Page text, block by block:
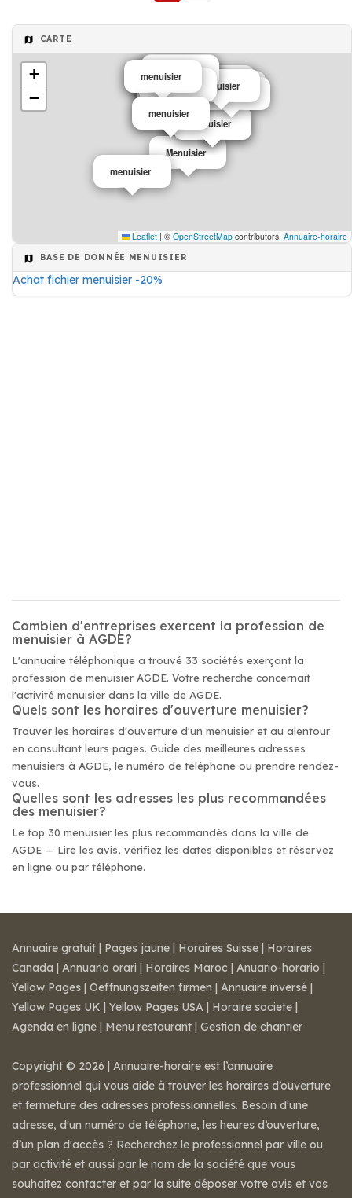
CARTE
Menuisier
Menuisier Menuisier
Menuisier
menuisier
menuisier
Menuisier
Menuisier
menuisier
menuisier
menuisier
menuisier
menuisier menuisier
menuisier
menuisier
menuisier
menuisier
+
−
Leaflet | © OpenStreetMap contributors, Annuaire-horaire
BASE DE DONNÉE MENUISIER
Achat fichier menuisier -20%
Combien d'entreprises exercent la profession de
menuisier à AGDE?
L'annuaire téléphonique a trouvé 33 sociétés exerçant la
profession de menuisier AGDE. Votre recherche concernait
l'activité menuisier dans la ville de AGDE.
Quels sont les horaires d'ouverture menuisier?
Trouver les horaires d'ouverture d'un menuisier et au alentour
en consultant leurs pages. Guide des meilleures adresses
menuisiers à AGDE, le numéro de téléphone ou prendre rendez-
vous.
Quelles sont les adresses les plus recommandées
des menuisier?
Le top 30 menuisier les plus recommandés dans la ville de
AGDE — Lire les avis, vérifiez les dates disponibles et réservez
en ligne ou par téléphone.
Annuaire gratuit | Pages jaune | Horaires Suisse | Horaires
Canada | Annuario orari | Horaires Maroc | Anuario-horario |
Yellow Pages | Oeffnungszeiten firmen | Annuaire inversé |
Yellow Pages UK | Yellow Pages USA | Horaire societe |
Agenda en ligne | Menu restaurant | Gestion de chantier
Copyright © 2026 | Annuaire-horaire est l’annuaire
professionnel qui vous aide à trouver les horaires d’ouverture
et fermeture des adresses professionnelles. Besoin d'une
adresse, d'un numéro de téléphone, les heures d’ouverture,
d’un plan d'accès ? Recherchez le professionnel par ville ou
par activité et aussi par le nom de la société que vous
souhaitez contacter et par la suite déposer votre avis et vos